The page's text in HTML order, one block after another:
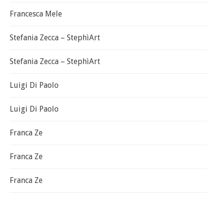
Francesca Mele
Stefania Zecca – StephìArt
Stefania Zecca – StephìArt
Luigi Di Paolo
Luigi Di Paolo
Franca Ze
Franca Ze
Franca Ze